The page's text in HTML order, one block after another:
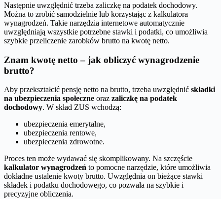
Następnie uwzględnić trzeba zaliczkę na podatek dochodowy.
Można to zrobić samodzielnie lub korzystając z kalkulatora
wynagrodzeń. Takie narzędzia internetowe automatycznie
uwzględniają wszystkie potrzebne stawki i podatki, co umożliwia
szybkie przeliczenie zarobków brutto na kwotę netto.
Znam kwotę netto – jak obliczyć wynagrodzenie
brutto?
Aby przekształcić pensję netto na brutto, trzeba uwzględnić składki
na ubezpieczenia społeczne oraz zaliczkę na podatek
dochodowy. W skład ZUS wchodzą:
ubezpieczenia emerytalne,
ubezpieczenia rentowe,
ubezpieczenia zdrowotne.
Proces ten może wydawać się skomplikowany. Na szczęście
kalkulator wynagrodzeń to pomocne narzędzie, które umożliwia
dokładne ustalenie kwoty brutto. Uwzględnia on bieżące stawki
składek i podatku dochodowego, co pozwala na szybkie i
precyzyjne obliczenia.